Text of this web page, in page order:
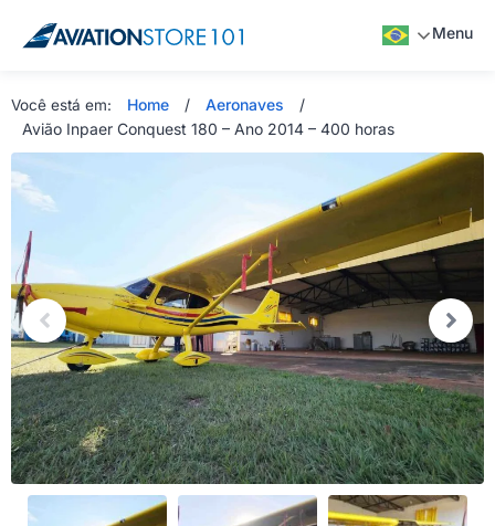
Menu
Você está em: Home / Aeronaves
/
Avião Inpaer Conquest 180 – Ano 2014 – 400 horas